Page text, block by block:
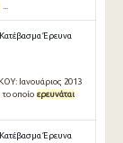
...
Κατέβασμα Έρευνα
Ιανουάριος 2013
οποίο ερευνάται
Κατέβασμα Έρευνα